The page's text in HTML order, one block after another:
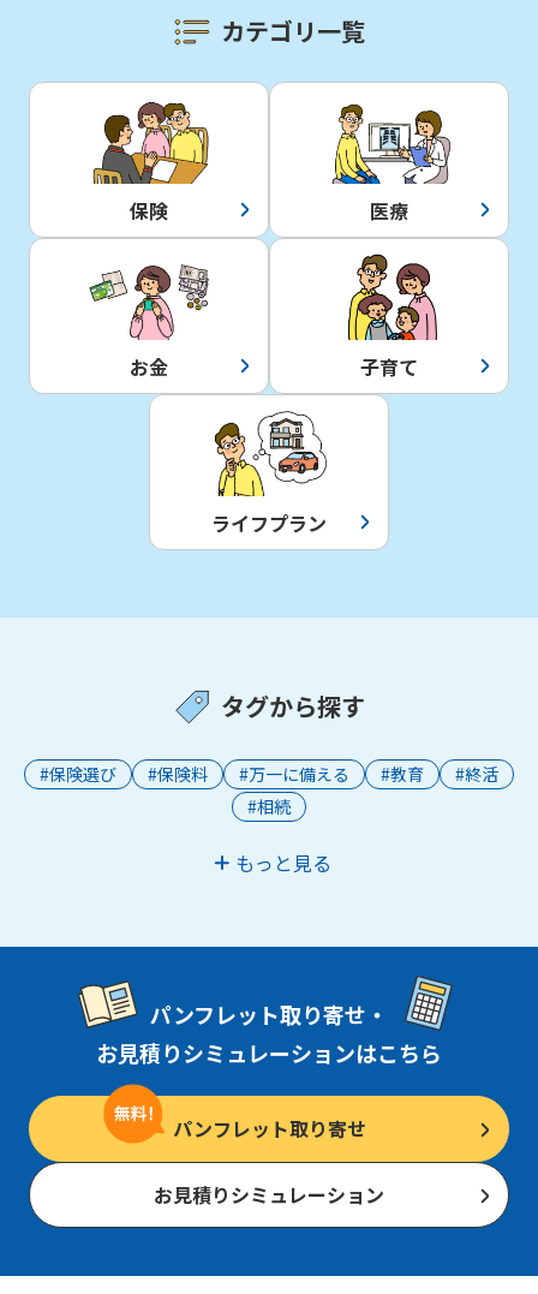
カテゴリ一覧
保険 医療
お金 子育て
ライフプラン
タグから探す
#保険選び #保険料 #万一に備える #教育
#終活
#相続
もっと見る
パンフレット取り寄せ・
お見積りシミュレーションはこちら
パンフレット取り寄せ
お見積りシミュレーション